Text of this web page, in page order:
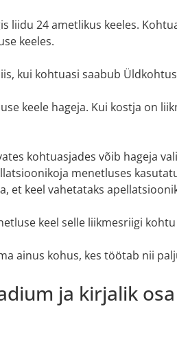
liidu 24 ametlikus keeles.
keeles.
kui kohtuasi saabub
keele hageja. Kui kostja on
kohtuasjades võib hageja
menetluses
et keel vahetataks
keel selle liikmesriigi
ainus kohus, kes töötab nii
ja kirjalik osa